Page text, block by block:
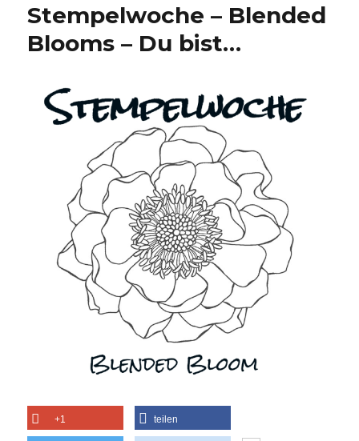
Stempelwoche – Blended
Blooms – Du bist…
+1 teilen